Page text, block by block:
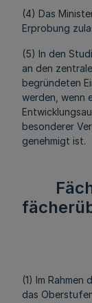
(4) Das
Erprobung
(5) In den
an den
begründeten
werden, wenn
besonderer
genehmigt ist.
(1) Im
das